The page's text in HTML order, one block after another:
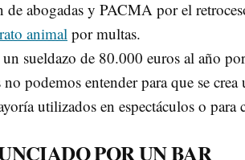
abogadas y PACMA por el
animal por multas.
sueldazo de 80.000 euros al año
podemos entender para que se
utilizados en espectáculos o
POR UN BAR